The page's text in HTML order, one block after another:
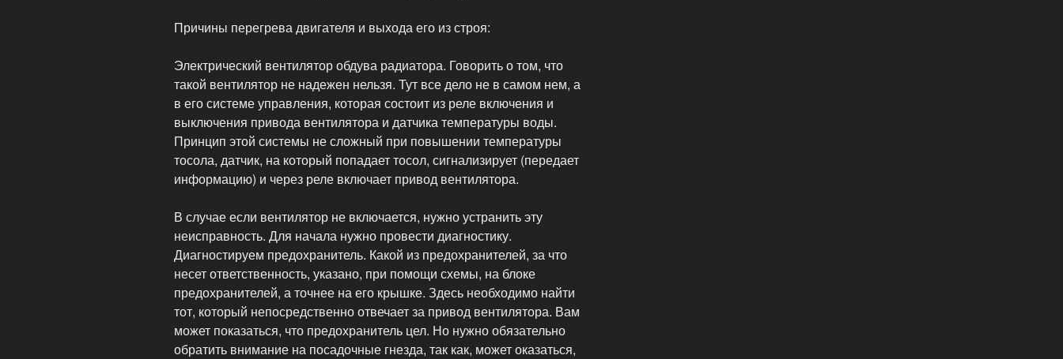
Причины перегрева двигателя и выхода его из строя:
Электрический вентилятор обдува радиатора. Говорить о том, что
такой вентилятор не надежен нельзя. Тут все дело не в самом нем, а
в его системе управления, которая состоит из реле включения и
выключения привода вентилятора и датчика температуры воды.
Принцип этой системы не сложный при повышении температуры
тосола, датчик, на который попадает тосол, сигнализирует (передает
информацию) и через реле включает привод вентилятора.
В случае если вентилятор не включается, нужно устранить эту
неисправность. Для начала нужно провести диагностику.
Диагностируем предохранитель. Какой из предохранителей, за что
несет ответственность, указано, при помощи схемы, на блоке
предохранителей, а точнее на его крышке. Здесь необходимо найти
тот, который непосредственно отвечает за привод вентилятора. Вам
может показаться, что предохранитель цел. Но нужно обязательно
обратить внимание на посадочные гнезда, так как, может оказаться,